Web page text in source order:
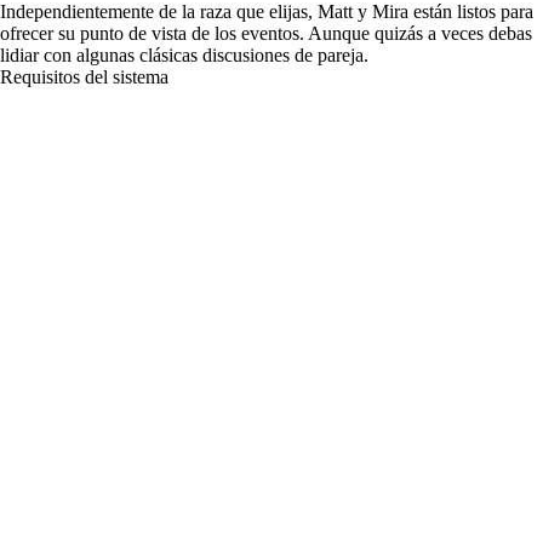
Independientemente de la raza que elijas, Matt y Mira están listos para
ofrecer su punto de vista de los eventos. Aunque quizás a veces debas
lidiar con algunas clásicas discusiones de pareja.
Requisitos del sistema